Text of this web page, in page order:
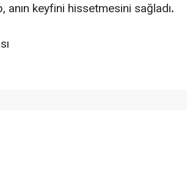
anın keyfini hissetmesini sağladı.